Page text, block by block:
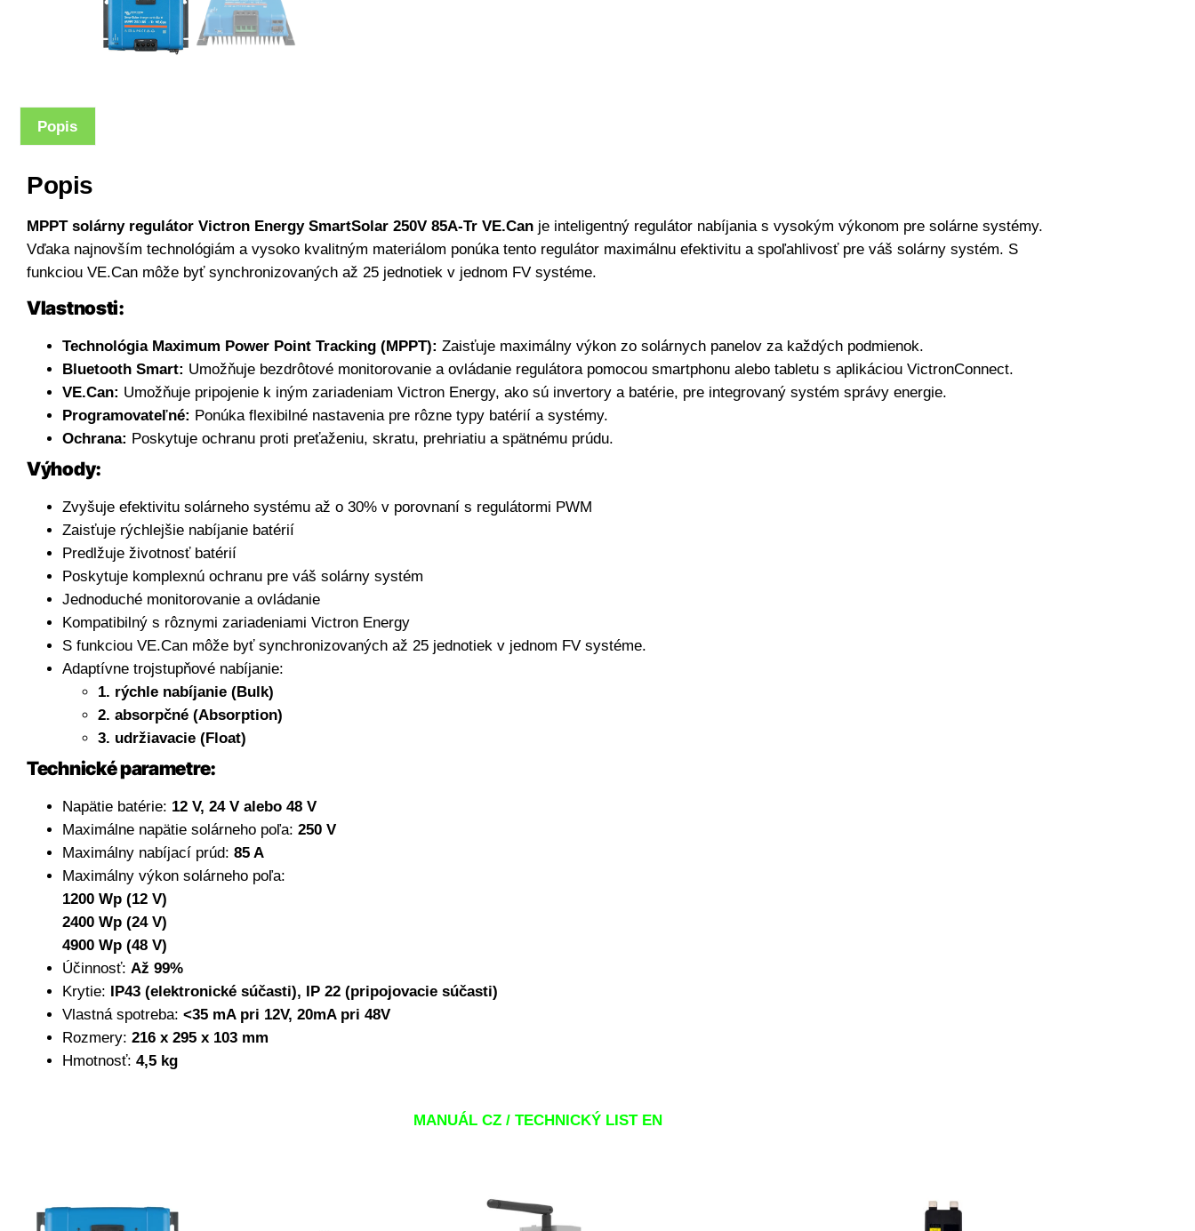
Popis
Popis
MPPT solárny regulátor Victron Energy SmartSolar 250V 85A-Tr VE.Can je inteligentný regulátor nabíjania s vysokým výkonom pre solárne systémy.
Vďaka najnovším technológiám a vysoko kvalitným materiálom ponúka tento regulátor maximálnu efektivitu a spoľahlivosť pre váš solárny systém. S
funkciou VE.Can môže byť synchronizovaných až 25 jednotiek v jednom FV systéme.
Vlastnosti:
Technológia Maximum Power Point Tracking (MPPT): Zaisťuje maximálny výkon zo solárnych panelov za každých podmienok.
Bluetooth Smart: Umožňuje bezdrôtové monitorovanie a ovládanie regulátora pomocou smartphonu alebo tabletu s aplikáciou VictronConnect.
VE.Can: Umožňuje pripojenie k iným zariadeniam Victron Energy, ako sú invertory a batérie, pre integrovaný systém správy energie.
Programovateľné: Ponúka flexibilné nastavenia pre rôzne typy batérií a systémy.
Ochrana: Poskytuje ochranu proti preťaženiu, skratu, prehriatiu a spätnému prúdu.
Výhody:
Zvyšuje efektivitu solárneho systému až o 30% v porovnaní s regulátormi PWM
Zaisťuje rýchlejšie nabíjanie batérií
Predlžuje životnosť batérií
Poskytuje komplexnú ochranu pre váš solárny systém
Jednoduché monitorovanie a ovládanie
Kompatibilný s rôznymi zariadeniami Victron Energy
S funkciou VE.Can môže byť synchronizovaných až 25 jednotiek v jednom FV systéme.
Adaptívne trojstupňové nabíjanie:
1. rýchle nabíjanie (Bulk)
2. absorpčné (Absorption)
3. udržiavacie (Float)
Technické parametre:
Napätie batérie: 12 V, 24 V alebo 48 V
Maximálne napätie solárneho poľa: 250 V
Maximálny nabíjací prúd: 85 A
Maximálny výkon solárneho poľa:
1200 Wp (12 V)
2400 Wp (24 V)
4900 Wp (48 V)
Účinnosť: Až 99%
Krytie: IP43 (elektronické súčasti), IP 22 (pripojovacie súčasti)
Vlastná spotreba: <35 mA pri 12V, 20mA pri 48V
Rozmery: 216 x 295 x 103 mm
Hmotnosť: 4,5 kg
MANUÁL CZ / TECHNICKÝ LIST EN